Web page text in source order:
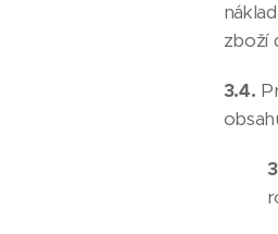
zboží
3.4.